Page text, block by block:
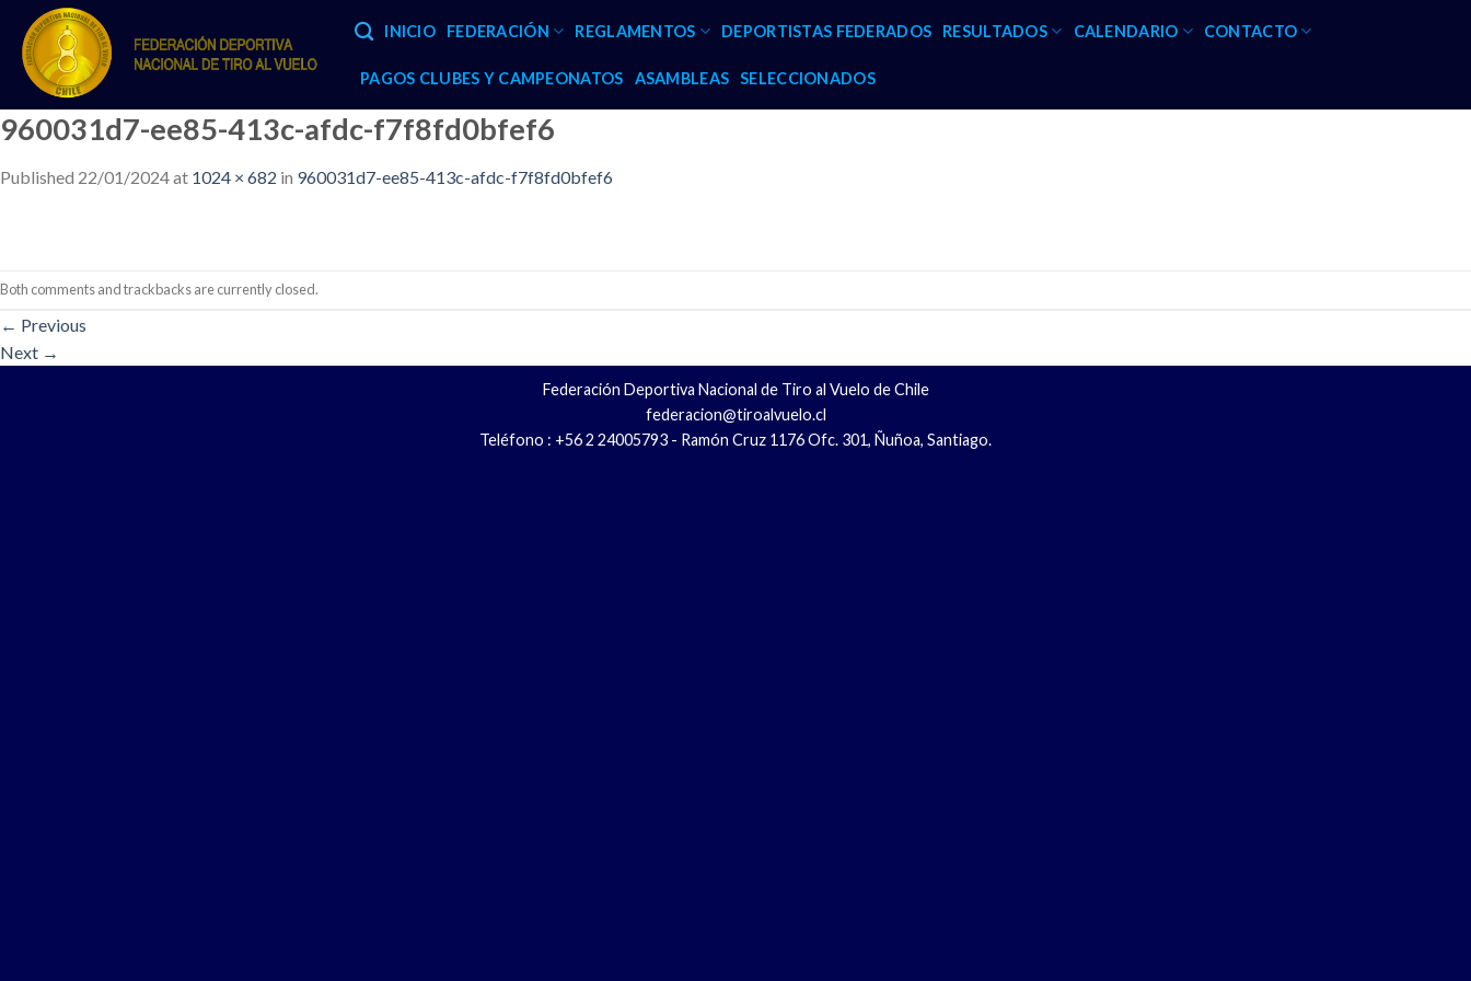
content
INICIO FEDERACIÓN REGLAMENTOS DEPORTISTAS FEDERADOS RESULTADOS CALENDARIO CONTACTO
PAGOS CLUBES Y CAMPEONATOS ASAMBLEAS SELECCIONADOS
960031d7-ee85-413c-afdc-f7f8fd0bfef6
Published 22/01/2024at 1024 × 682 in 960031d7-ee85-413c-afdc-f7f8fd0bfef6
Both comments and trackbacks are currently closed.
← Previous
Next →
Federación Deportiva Nacional de Tiro al Vuelo de Chile
federacion@tiroalvuelo.cl
Teléfono : +56 2 24005793 - Ramón Cruz 1176 Ofc. 301, Ñuñoa, Santiago.